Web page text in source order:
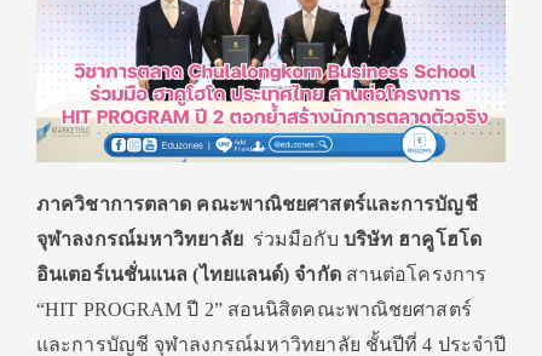
ภาควิชาการตลาด คณะพาณิชยศาสตร์และการบัญชี
จุฬาลงกรณ์มหาวิทยาลัยร่วมมือกับ บริษัท ฮาคูโฮโด
อินเตอร์เนชั่นแนล (ไทยแลนด์) จำกัดสานต่อโครงการ
“HIT PROGRAM ปี 2” สอนนิสิตคณะพาณิชยศาสตร์
และการบัญชี จุฬาลงกรณ์มหาวิทยาลัย ชั้นปีที่ 4 ประจำปี